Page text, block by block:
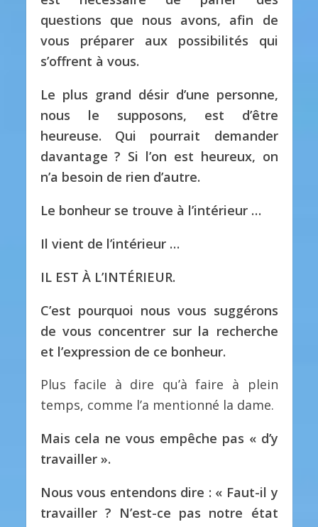
questions que nous avons, afin de
vous préparer aux possibilités qui
s’offrent à vous.
Le plus grand désir d’une personne,
nous le supposons, est d’être
heureuse.
Qui pourrait demander
davantage ? Si l’on est heureux, on
n’a besoin de rien d’autre.
Le bonheur se trouve à l’intérieur …
Il vient de l’intérieur …
IL EST À L’INTÉRIEUR.
C’est pourquoi nous vous suggérons
de vous concentrer sur la recherche
et l’expression de ce bonheur.
Plus facile à dire qu’à faire à plein
temps, comme l’a mentionné la dame.
Mais cela ne vous empêche pas « d’y
travailler ».
Nous vous entendons dire : « Faut-il y
travailler ? N’est-ce pas notre état